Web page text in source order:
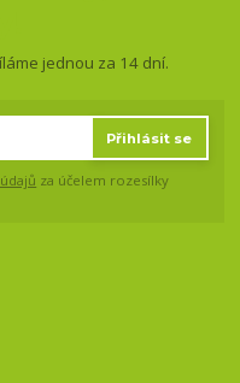
jednou za 14 dní.
Přihlásit se
za účelem rozesílky